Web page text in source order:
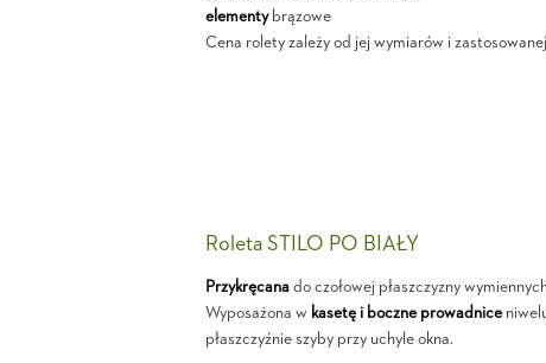
elementybrązowe
Cena rolety zależy od jej wymiarów i
Roleta STILO PO BIAŁY
Przykręcanado czołowej płaszczyzny
Wyposażona w kasetę i boczne prowadnice
płaszczyźnie szyby przy uchyle okna.